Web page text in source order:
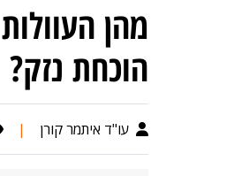
מהן
הוכחת נזק?
עו"ד איתמר קורן |